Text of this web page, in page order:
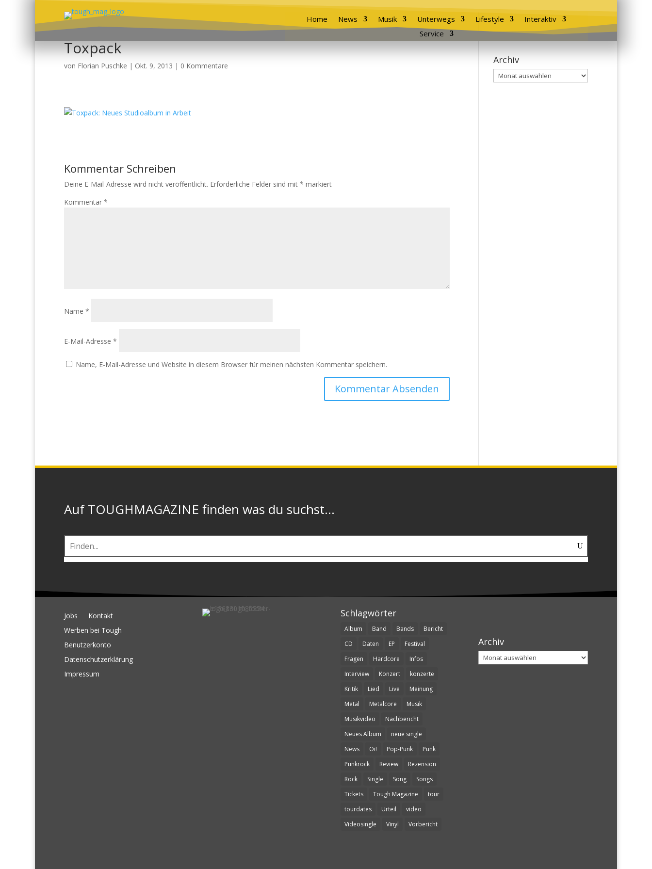
Home News Musik Unterwegs Lifestyle
Interaktiv
Service
Toxpack
von Florian Puschke | Okt. 9, 2013 | 0 Kommentare
Kommentar Schreiben
Deine E-Mail-Adresse wird nicht veröffentlicht. Erforderliche Felder sind mit * markiert
Kommentar *
Name *
E-Mail-Adresse *
Name, E-Mail-Adresse und Website in diesem Browser für meinen nächsten Kommentar speichern.
Archiv
Archiv
Auf TOUGHMAGAZINE finden was du suchst...
Jobs
Kontakt
Werben bei Tough
Benutzerkonto
Datenschutzerklärung
Impressum
Schlagwörter
Album Band Bands
Bericht
CD
Daten EP
Festival
Fragen
Hardcore
Infos
Interview
Konzert
konzerte
Kritik
Lied Live
Meinung
Metal
Metalcore
Musik
Musikvideo
Nachbericht
Neues Album
neue single
News
Oi! Pop-Punk
Punk
Punkrock
Review
Rezension
Rock
Single Song
Songs
Tickets
Tough Magazine
tour
tourdates
Urteil
video
Videosingle
Vinyl Vorbericht
Archiv
Archiv